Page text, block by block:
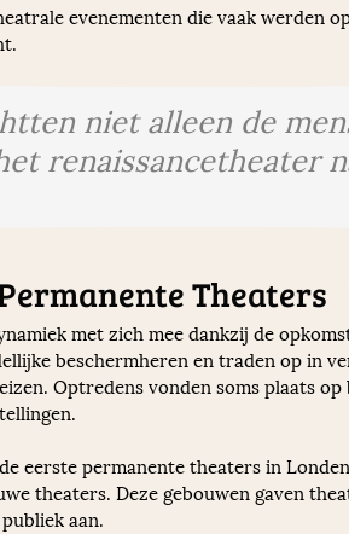
evenementen die vaak werden
niet alleen de
renaissancetheater
Theaters
met zich mee dankzij de
beschermheren en traden op in
Optredens vonden soms plaats
eerste permanente theaters in
theaters. Deze gebouwen gaven
aan.